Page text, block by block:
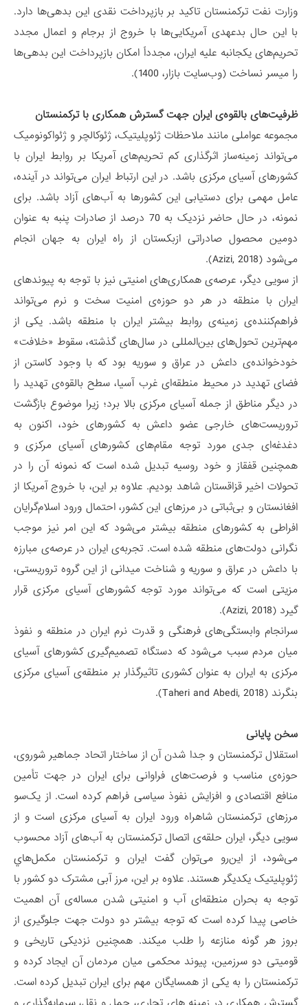
وزارت نفت ترکمنستان تاکید بر بازپرداخت نقدی این بدهی‌ها دارد.
با این حال بدعهدی آمریکایی‌ها با خروج از برجام و اعمال مجدد
تحریم‌های یکجانبه علیه ایران، مجدداً امکان بازپرداخت این بدهی‌ها
را میسر نساخت (وب‌سایت بازار، 1400).
ظرفیت‌های بالقوه‌ی ایران جهت گسترش همکاری با ترکمنستان
مجموعه عواملی مانند ملاحظات ژئوپلیتیک، ژئوکالچر و ژئواکونومیک
می‌تواند زمینه‌ساز اثرگذاری کم تحریم‌های آمریکا بر روابط ایران با
کشورهای آسیای مرکزی باشد. در این ارتباط ایران می‌تواند در آینده،
عامل مهمی برای دستیابی این کشورها به آب‌های آزاد باشد. برای
نمونه، در حال حاضر نزدیک به 70 درصد از صادرات پنبه به عنوان
دومین محصول صادراتی ازبکستان از راه ایران به جهان انجام
می‌شود (Azizi, 2018).
از سویی دیگر، عرصه‌ی همکاری‌های امنیتی نیز با توجه به پیوندهای
ایران با منطقه در هر دو حوزه‌ی امنیت سخت و نرم می‌تواند
فراهم‌کننده‌ی زمینه‌ی روابط بیشتر ایران با منطقه باشد. یکی از
مهم‌ترین تحول‌های بین‌المللی در سال‌های گذشته، سقوط «خلافت»
خودخوانده‌ی داعش در عراق و سوریه بود که با وجود کاستن از
فضای تهدید در محیط منطقه‌ای غرب آسیا، سطح بالقوه‌ی تهدید را
در دیگر مناطق از جمله آسیای مرکزی بالا برد؛ زیرا موضوع بازگشت
تروریست‌های خارجی عضو داعش به کشورهای خود، اکنون به
دغدغه‌ای جدی مورد توجه مقام‌های کشورهای آسیای مرکزی و
همچنین قفقاز و خود روسیه تبدیل شده است که نمونه آن را در
تحولات اخیر قزاقستان شاهد بودیم. علاوه بر این، با خروج آمریکا از
افغانستان و بی‌ثباتی در مرزهای این کشور، احتمال ورود اسلام‌گرایان
افراطی به کشورهای منطقه بیشتر می‌شود که این امر نیز موجب
نگرانی دولت‌های منطقه شده است. تجربه‌ی ایران در عرصه‌ی مبارزه
با داعش در عراق و سوریه و شناخت میدانی از این گروه تروریستی،
مزیتی است که می‌تواند مورد توجه کشورهای آسیای مرکزی قرار
گیرد (Azizi, 2018).
سرانجام وابستگی‌های فرهنگی و قدرت نرم ایران در منطقه و نفوذ
میان مردم سبب می‌شود که دستگاه تصمیم‌گیری کشورهای آسیای
مرکزی به ایران به عنوان کشوری تاثیرگذار بر منطقه‌ی آسیای مرکزی
بنگرند (Taheri and Abedi, 2018).
سخن پایانی
استقلال ترکمنستان و جدا شدن آن از ساختار اتحاد جماهیر شوروی،
حوزه‌ی مناسب و فرصت‌های فراوانی برای ایران در جهت تأمین
منافع اقتصادی و افزایش نفوذ سیاسی فراهم کرده ­است. از یک‌سو
مرزهای ترکمنستان شاهراه ورود ایران به آسیای مرکزی است و از
سویی دیگر، ایران حلقه‌ی اتصال ترکمنستان به آب‌های آزاد محسوب
می‌شود، از این‌رو می‌توان گفت ایران و تركمنستان مکمل‌هاي
ژئوپليتيک یکدیگر هستند. علاوه بر این، مرز آبی مشترک دو کشور با
توجه به بحران منطقه‌ای آب و امنیتی شدن مساله‌ی آن اهمیت
خاصی پیدا کرده است که توجه بیشتر دو دولت جهت جلوگیری از
بروز هر گونه منازعه را طلب می­کند. همچنین نزدیکی تاریخی و
قومیتی دو سرزمین، پیوند محکمی میان مردمان آن ایجاد کرده و
ترکمنستان را به یکی از همسایگان مهم برای ایران تبدیل کرده است.